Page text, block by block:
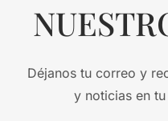
Déjanos tu correo y
y noticias en